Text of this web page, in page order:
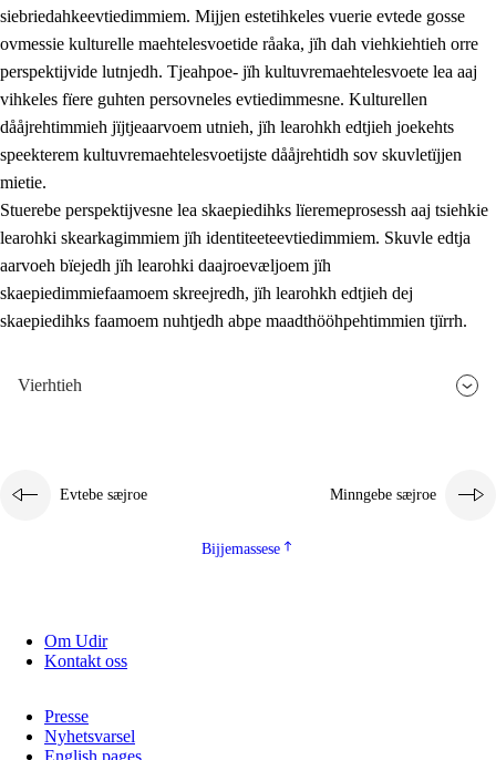
siebriedahkeevtiedimmiem. Mijjen estetihkeles vuerie evtede gosse
ovmessie kulturelle maehtelesvoetide råaka, jïh dah viehkiehtieh orre
perspektijvide lutnjedh. Tjeahpoe- jïh kultuvremaehtelesvoete lea aaj
vihkeles fïere guhten persovneles evtiedimmesne. Kulturellen
dååjrehtimmieh jïjtjeaarvoem utnieh, jïh learohkh edtjieh joekehts
speekterem kultuvremaehtelesvoetijste dååjrehtidh sov skuvletïjjen
mietie.
Stuerebe perspektijvesne lea skaepiedihks lïeremeprosessh aaj tsiehkie
learohki skearkagimmiem jïh identiteeteevtiedimmiem. Skuvle edtja
aarvoeh bïejedh jïh learohki daajroevæljoem jïh
skaepiedimmiefaamoem skreejredh, jïh learohkh edtjieh dej
skaepiedihks faamoem nuhtjedh abpe maadthööhpehtimmien tjïrrh.
Vierhtieh
Evtebe sæjroe Minngebe sæjroe
Bijjemassese
Om Udir
Kontakt oss
Presse
Nyhetsvarsel